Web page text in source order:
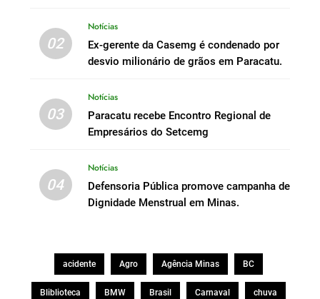
02
Notícias
Ex-gerente da Casemg é condenado por
desvio milionário de grãos em Paracatu.
03
Notícias
Paracatu recebe Encontro Regional de
Empresários do Setcemg
04
Notícias
Defensoria Pública promove campanha de
Dignidade Menstrual em Minas.
acidente Agro Agência Minas BC
Bliblioteca BMW Brasil Carnaval chuva